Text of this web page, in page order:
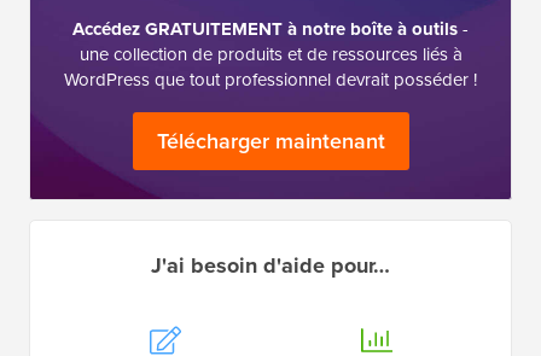
Accédez GRATUITEMENT à notre boîte à outils-
une collection de produits et de ressources liés à
WordPress que tout professionnel devrait posséder !
Télécharger maintenant
J'ai besoin d'aide pour…